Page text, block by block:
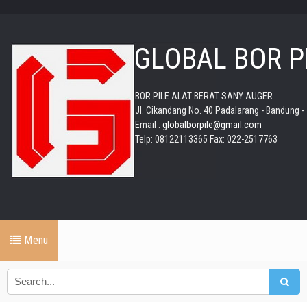
GLOBAL BOR
BOR PILE ALAT BERAT SANY AUGER
Jl. Cikandang No. 40 Padalarang - Bandung
Email : globalborpile@gmail.com
Telp: 08122113365 Fax: 022-2517763
Menu